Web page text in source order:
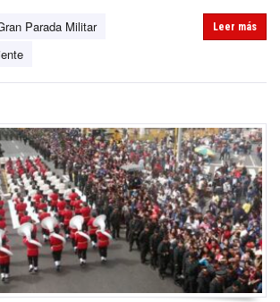
Parada Militar
Leer más